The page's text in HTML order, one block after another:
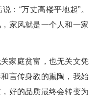
：“万丈高楼平地起”。
家风就是一个人和一家
家庭贫富，也无关文凭
言传身教的熏陶，我始
好的品质最终会转变为